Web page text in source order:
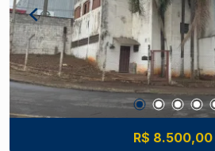
R$ 8.500,00